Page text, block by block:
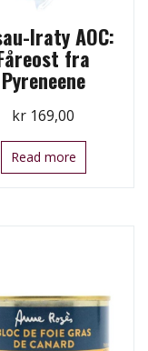
Iraty AOC:
fra
Pyreneene
kr 169,00
Read more